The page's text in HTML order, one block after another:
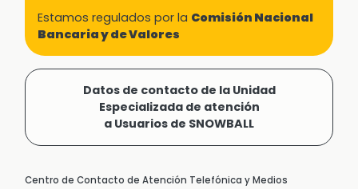
Estamos regulados por la Comisión Nacional
Bancaria y de Valores
Datos de contacto de la Unidad
Especializada de atención
a Usuarios de SNOWBALL
Centro de Contacto de Atención Telefónica y Medios